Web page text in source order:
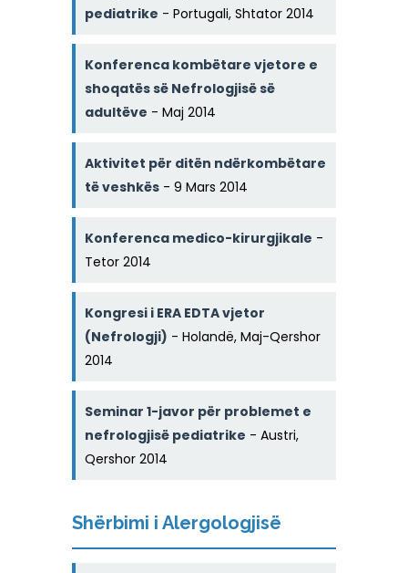
pediatrike - Portugali, Shtator 2014
Konferenca kombëtare vjetore e
shoqatës së Nefrologjisë së
adultëve - Maj 2014
Aktivitet për ditën ndërkombëtare
të veshkës - 9 Mars 2014
Konferenca medico-kirurgjikale -
Tetor 2014
Kongresi i ERA EDTA vjetor
(Nefrologji) - Holandë, Maj-Qershor
2014
Seminar 1-javor për problemet e
nefrologjisë pediatrike - Austri,
Qershor 2014
Shërbimi i Alergologjisë